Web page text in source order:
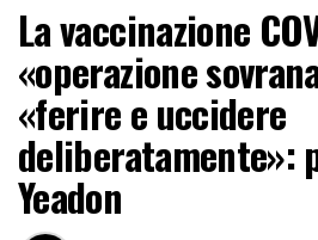
La vaccinazione
«operazione
«ferire e uccidere
deliberatamente»:
Yeadon